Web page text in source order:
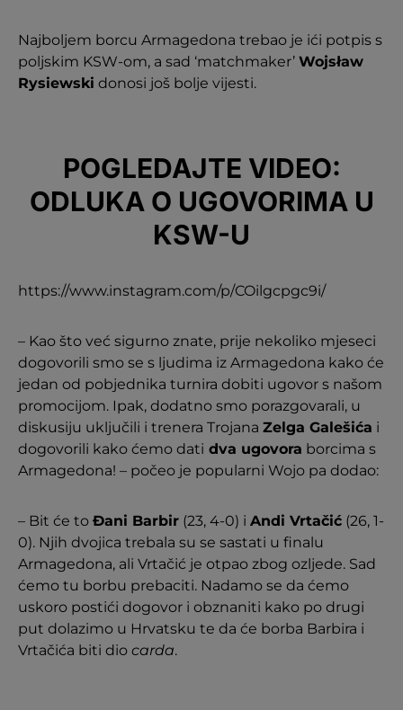
Najboljem borcu Armagedona trebao je ići potpis s
poljskim KSW-om, a sad ‘matchmaker’ Wojsław
Rysiewski donosi još bolje vijesti.
POGLEDAJTE VIDEO:
ODLUKA O UGOVORIMA U
KSW-U
https://www.instagram.com/p/COilgcpgc9i/
– Kao što već sigurno znate, prije nekoliko mjeseci
dogovorili smo se s ljudima iz Armagedona kako će
jedan od pobjednika turnira dobiti ugovor s našom
promocijom. Ipak, dodatno smo porazgovarali, u
diskusiju uključili i trenera Trojana Zelga Galešića i
dogovorili kako ćemo dati dva ugovora borcima s
Armagedona! – počeo je popularni Wojo pa dodao:
– Bit će to Đani Barbir (23, 4-0) i Andi Vrtačić (26, 1-
0). Njih dvojica trebala su se sastati u finalu
Armagedona, ali Vrtačić je otpao zbog ozljede. Sad
ćemo tu borbu prebaciti. Nadamo se da ćemo
uskoro postići dogovor i obznaniti kako po drugi
put dolazimo u Hrvatsku te da će borba Barbira i
Vrtačića biti dio carda.